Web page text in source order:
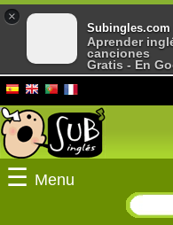
☰ Menu
×
Subingles.com
Aprender
canciones
Gratis - En